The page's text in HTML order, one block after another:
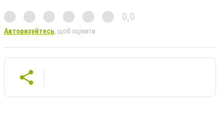
0,0
Авторизуйтесь, щоб оцінити